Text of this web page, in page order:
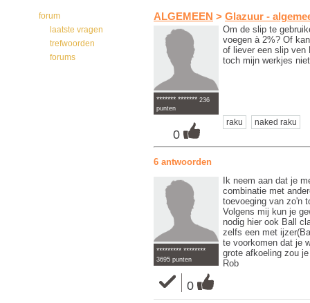
forum
laatste vragen
trefwoorden
forums
ALGEMEEN > Glazuur -
******* ******* 236
punten
0
Om de slip te
voegen à 2%? Of
of liever een slip ven
toch mijn werkjes
raku naked raku
6 antwoorden
********* ********
3695 punten
0
Ik neem aan dat je
combinatie met
toevoeging van zo'n
Volgens mij kun je
nodig hier ook Ball
zelfs een met
te voorkomen dat je
grote afkoeling zou
Rob